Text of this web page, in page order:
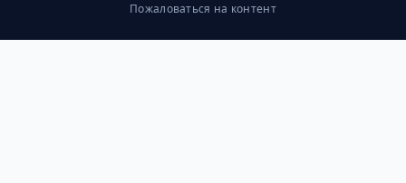
Пожаловаться на контент